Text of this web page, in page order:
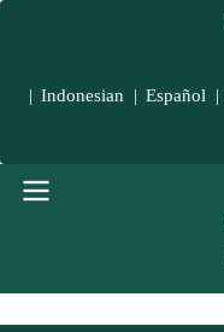
|
Indonesian |Español
|